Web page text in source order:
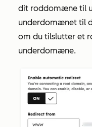
dit roddomæne til
underdomænet til
om du tilslutter et
underdomæne.